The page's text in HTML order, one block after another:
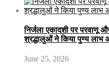
निर्जला एकादशी पर परवाणू
श्रद्धालुओं ने किया पुण्य लाभ
June 25, 2026